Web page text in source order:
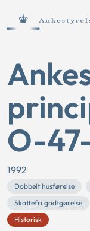
O-
1992
Dobbelt husførelse
Skattefri godtgørelse
Historisk